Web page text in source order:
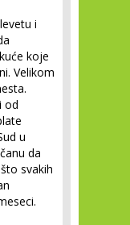
i
koje
Velikom
od
u
da
svakih